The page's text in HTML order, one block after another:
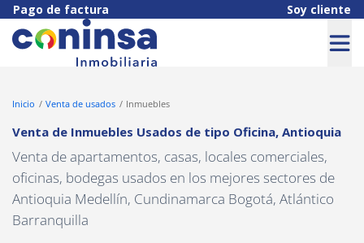
Pago de factura Soy cliente
Inicio Venta de usados Inmuebles
Venta de Inmuebles Usados de tipo Oficina, Antioquia
Venta de apartamentos, casas, locales comerciales,
oficinas, bodegas usados en los mejores sectores de
Antioquia Medellín, Cundinamarca Bogotá, Atlántico
Barranquilla
Navigated to Venta de Inmuebles Usados de tipo Oficina,